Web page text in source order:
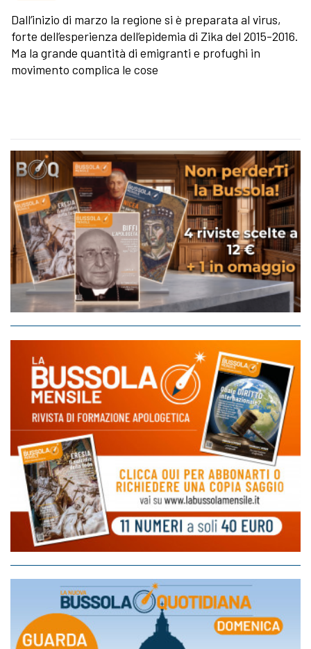
Dall’inizio di marzo la regione si è preparata al virus,
forte dell’esperienza dell’epidemia di Zika del 2015-2016.
Ma la grande quantità di emigranti e profughi in
movimento complica le cose